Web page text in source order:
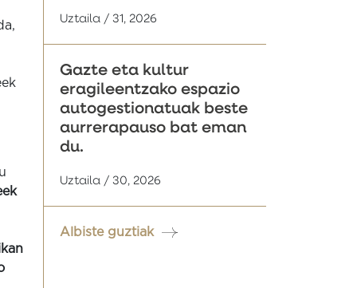
Uztaila / 31, 2026
Gazte eta kultur
eragileentzako espazio
autogestionatuak beste
aurrerapauso bat eman
du.
Uztaila / 30, 2026
Albiste guztiak